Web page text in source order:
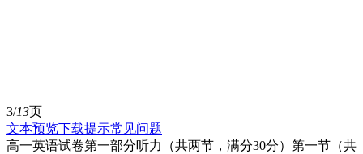
3/13页
文本预览下载提示常见问题
高一英语试卷第一部分听力（共两节，满分30分）第一节（共